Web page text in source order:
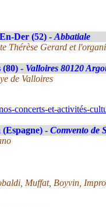
Der (52) - Abbatiale
Thérèse Gerard et
(80) - Valloires 80120
de Valloires
concerts-et-activités-
- Comvento de
Muffat, Boyvin,